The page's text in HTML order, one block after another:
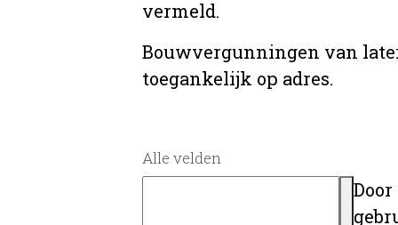
vermeld.
Bouwvergunningen van
toegankelijk op adres.
Alle velden